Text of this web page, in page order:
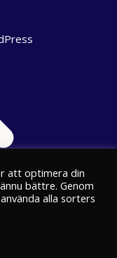
att optimera din
bättre. Genom
alla sorters